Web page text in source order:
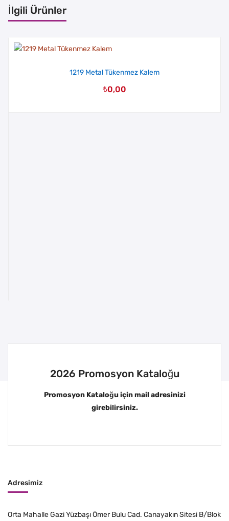
İlgili Ürünler
1219 Metal Tükenmez Kalem
₺0,00
2026 Promosyon Kataloğu
Promosyon Kataloğu için mail adresinizi
girebilirsiniz.
Adresimiz
Orta Mahalle Gazi Yüzbaşı Ömer Bulu Cad. Canayakın Sitesi B/Blok